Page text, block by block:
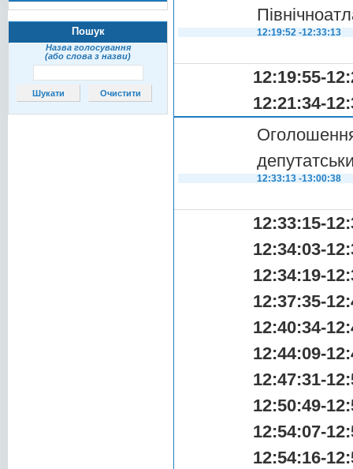
Пошук
Назва голосування
(або слова з назви)
12:19:52 -12:33:13
12:19:55-
12:21:34-
12:33:13 -13:00:38
12:33:15-
12:34:03-
12:34:19-
12:37:35-
12:40:34-
12:44:09-
12:47:31-
12:50:49-
12:54:07-
12:54:16-